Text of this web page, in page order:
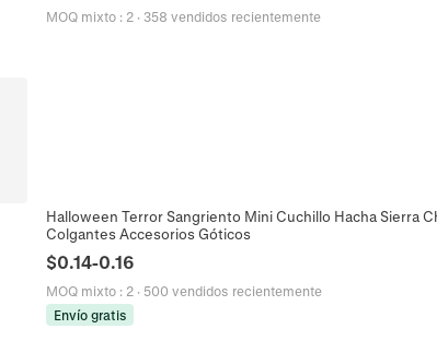
MOQ mixto : 2 · 358 vendidos recientemente
Halloween Terror Sangriento Mini Cuchillo Hacha Sierra
Colgantes Accesorios Góticos
$0.14-0.16
MOQ mixto : 2 · 500 vendidos recientemente
Envío gratis